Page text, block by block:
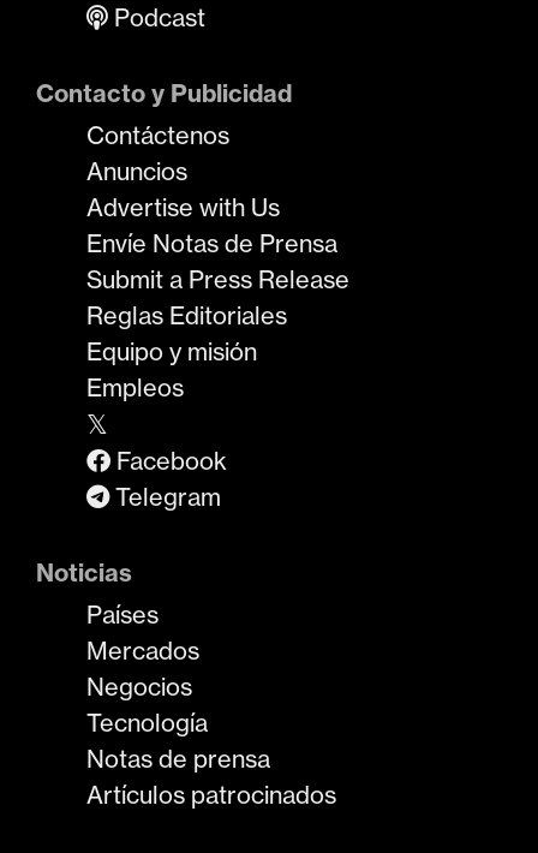
Podcast
Contacto y Publicidad
Contáctenos
Anuncios
Advertise with Us
Envíe Notas de Prensa
Submit a Press Release
Reglas Editoriales
Equipo y misión
Empleos
𝕏
Facebook
Telegram
Noticias
Países
Mercados
Negocios
Tecnología
Notas de prensa
Artículos patrocinados